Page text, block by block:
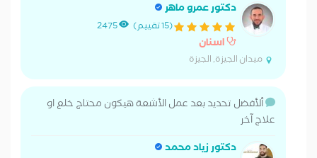
دكتور عمرو ماهر
(15 تقييم) 2475
اسنان
ميدان الجيزة, الجيزة
ألأفضل تحديد بعد عمل الأشعة هيكون محتاج خلع او
علاج آخر
دكتور زياد محمد